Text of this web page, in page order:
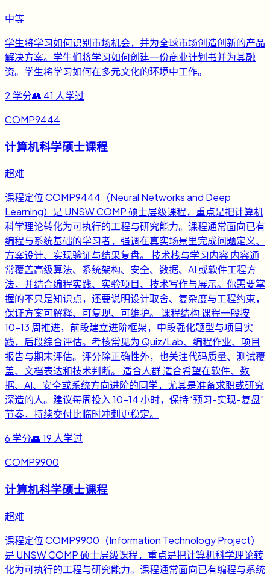
中等
学生将学习如何识别市场机会，并为全球市场创造创新的产品
解决方案。学生们将学习如何创建一份商业计划书并为其融
资。学生将学习如何在多元文化的环境中工作。
2 学分👥 41 人学过
COMP9444
计算机科学硕士课程
超难
课程定位 COMP9444（Neural Networks and Deep
Learning）是 UNSW COMP 硕士层级课程，重点是把计算机
科学理论转化为可执行的工程与研究能力。课程通常面向已有
编程与系统基础的学习者，强调在真实场景里完成问题定义、
方案设计、实现验证与结果复盘。 技术栈与学习内容 内容通
常覆盖高级算法、系统架构、安全、数据、AI 或软件工程方
法，并结合编程实践、实验项目、技术写作与展示。你需要掌
握的不只是知识点，还要说明设计取舍、复杂度与工程约束，
保证方案可解释、可复现、可维护。 课程结构 课程一般按
10-13 周推进，前段建立进阶框架，中段强化题型与项目实
践，后段综合评估。考核常见为 Quiz/Lab、编程作业、项目
报告与期末评估。评分除正确性外，也关注代码质量、测试覆
盖、文档表达和技术判断。 适合人群 适合希望在软件、数
据、AI、安全或系统方向进阶的同学，尤其是准备求职或研究
深造的人。建议每周投入 10-14 小时，保持“预习-实现-复盘”
节奏，持续交付比临时冲刺更稳定。
6 学分👥19 人学过
COMP9900
计算机科学硕士课程
超难
课程定位 COMP9900（Information Technology Project）
是 UNSW COMP 硕士层级课程，重点是把计算机科学理论转
化为可执行的工程与研究能力。课程通常面向已有编程与系统